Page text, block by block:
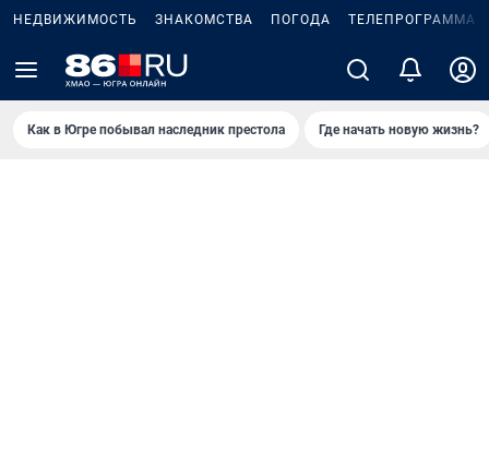
НЕДВИЖИМОСТЬ ЗНАКОМСТВА ПОГОДА ТЕЛЕПРОГРАММА
Как в Югре побывал наследник престола Где начать новую жизнь?